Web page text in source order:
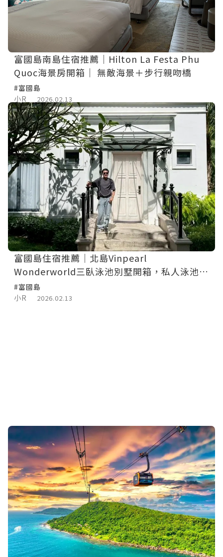
富國島南島住宿推薦｜Hilton La Festa Phu
Quoc海景房開箱｜ 無敵海景＋步行親吻橋
#富國島
小R
2026.02.13
富國島住宿推薦｜北島Vinpearl
Wonderworld三臥泳池別墅開箱，私人泳池＋
樂園一次滿足！
#富國島
小R
2026.02.13